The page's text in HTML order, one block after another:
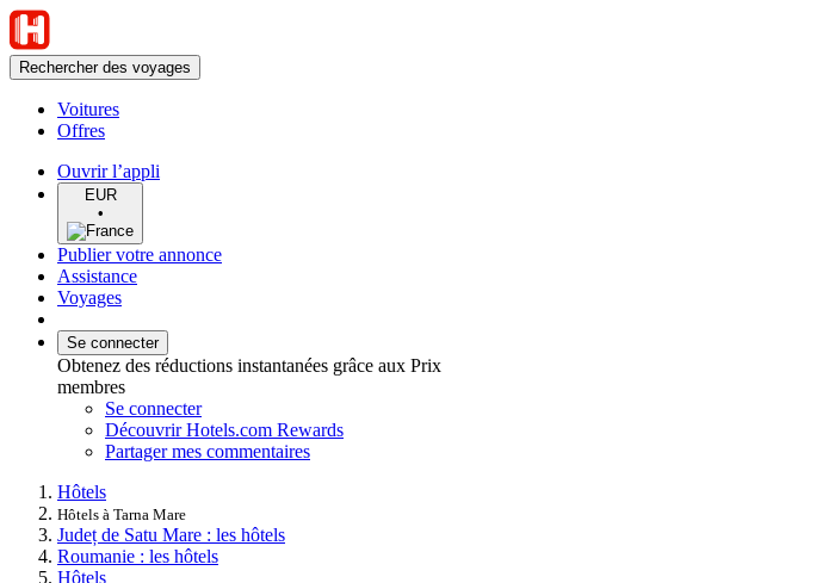
Rechercher des voyages
Voitures
Offres
Ouvrir l’appli
EUR
•
Publier votre annonce
Assistance
Voyages
Se connecter
Obtenez des réductions instantanées grâce aux Prix
membres
Se connecter
Découvrir Hotels.com Rewards
Partager mes commentaires
Hôtels
Hôtels à Tarna Mare
Județ de Satu Mare : les hôtels
Roumanie : les hôtels
Hôtels